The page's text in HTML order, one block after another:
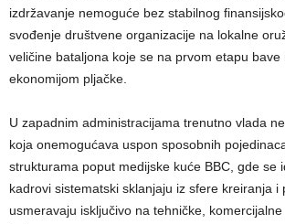
izdržavanje nemoguće bez stabilnog
svođenje društvene organizacije na lokalne
veličine bataljona koje se na prvom etapu bave
ekonomijom pljačke.
U zapadnim administracijama trenutno vlada
koja onemogućava uspon sposobnih
strukturama poput medijske kuće BBC, gde se
kadrovi sistematski sklanjaju iz sfere kreiranja i
usmeravaju isključivo na tehničke,